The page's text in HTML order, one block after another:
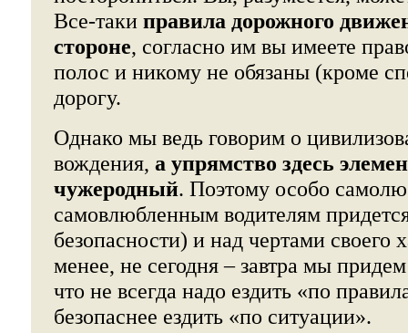
Все-таки правила дорожного
стороне, согласно им вы имеете
полос и никому не обязаны (кроме
дорогу.
Однако мы ведь говорим о
вождения, а упрямство здесь
чужеродный. Поэтому особо
самовлюбленным водителям
безопасности) и над чертами своего
менее, не сегодня – завтра мы
что не всегда надо ездить «по
безопаснее ездить «по ситуации».